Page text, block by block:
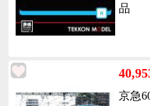
品
京急